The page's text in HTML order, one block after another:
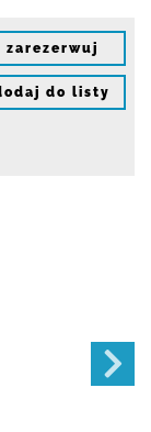
zarezerwuj
do listy